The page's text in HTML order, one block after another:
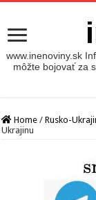
www.inenoviny.sk
môžte bojovať za
Home / Rusko-
Ukrajinu